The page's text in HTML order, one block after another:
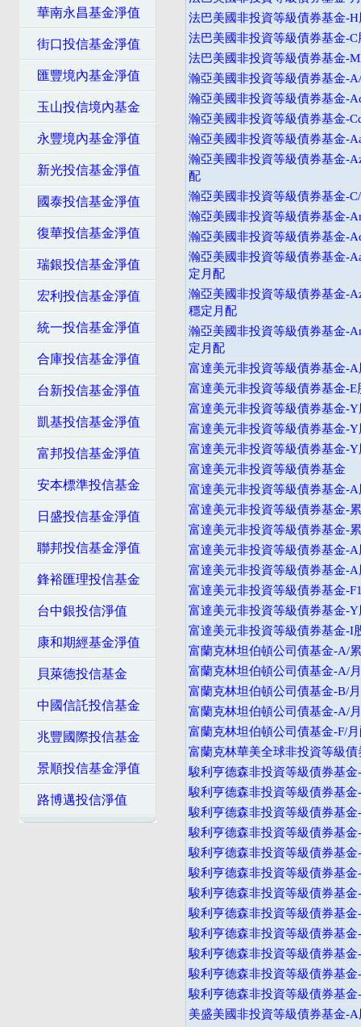
華南永昌基金淨值
街口投信基金淨值
匯豐境內基金淨值
玉山投信境內基金
永豐境內基金淨值
新光投信基金淨值
國泰投信基金淨值
復華投信基金淨值
瑞銀投信基金淨值
宏利投信基金淨值
統一投信基金淨值
合庫投信基金淨值
台新投信基金淨值
凱基投信基金淨值
富邦投信基金淨值
安本標準投信基金
日盛投信基金淨值
聯邦投信基金淨值
鋒裕匯理投信基金
台中銀投信淨值
康和期經基金淨值
貝萊德投信基金
中國信託投信基金
兆豐國際投信基金
景順投信基金淨值
路博邁投信淨值
法巴美國非投資等級債券基金-
法巴美國非投資等級債券基金-C
法巴美國非投資等級債券基金-
瀚亞美國非投資等級債券基金-
瀚亞美國非投資等級債券基金-
瀚亞美國非投資等級債券基金-
瀚亞美國非投資等級債券基金-
瀚亞美國非投資等級債券基金-
配
瀚亞美國非投資等級債券基金-
瀚亞美國非投資等級債券基金-
瀚亞美國非投資等級債券基金-
瀚亞美國非投資等級債券基金-
定月配
瀚亞美國非投資等級債券基金-
穩定月配
瀚亞美國非投資等級債券基金-
定月配
富達美元非投資等級債券基金-
富達美元非投資等級債券基金-
富達美元非投資等級債券基金-Y
富達美元非投資等級債券基金-
富達美元非投資等級債券基金-
富達美元非投資等級債券基金
富達美元非投資等級債券基金-
富達美元非投資等級債券基金-
富達美元非投資等級債券基金-
富達美元非投資等級債券基金-
富達美元非投資等級債券基金-
富達美元非投資等級債券基金-
富達美元非投資等級債券基金-
富達美元非投資等級債券基金-I
富蘭克林坦伯頓公司債基金-A/
富蘭克林坦伯頓公司債基金-A/
富蘭克林坦伯頓公司債基金-B/
富蘭克林坦伯頓公司債基金-A/
富蘭克林坦伯頓公司債基金-F/
富蘭克林華美全球非投資等級
駿利亨德森非投資等級債券基
駿利亨德森非投資等級債券基
駿利亨德森非投資等級債券基
駿利亨德森非投資等級債券基
駿利亨德森非投資等級債券基金
駿利亨德森非投資等級債券基
駿利亨德森非投資等級債券基
駿利亨德森非投資等級債券基
駿利亨德森非投資等級債券基
駿利亨德森非投資等級債券基
駿利亨德森非投資等級債券基
駿利亨德森非投資等級債券基金
美盛美國非投資等級債券基金-